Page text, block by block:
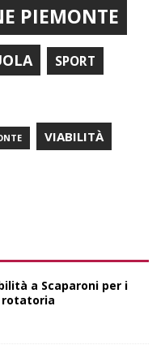
PIEMONTE
SPORT
VIABILITÀ
a Scaparoni per i
rotatoria